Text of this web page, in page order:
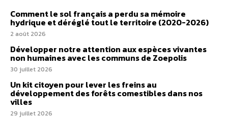
Comment le sol français a perdu sa mémoire
hydrique et déréglé tout le territoire (2020-2026)
2 août 2026
Développer notre attention aux espèces vivantes
non humaines avec les communs de Zoepolis
30 juillet 2026
Un kit citoyen pour lever les freins au
développement des forêts comestibles dans nos
villes
29 juillet 2026